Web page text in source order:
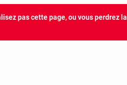
pas cette page, ou vous perdrez la